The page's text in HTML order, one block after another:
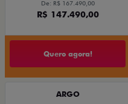
De: R$ 167.490,00
R$ 147.490,00
Quero agora!
ARGO